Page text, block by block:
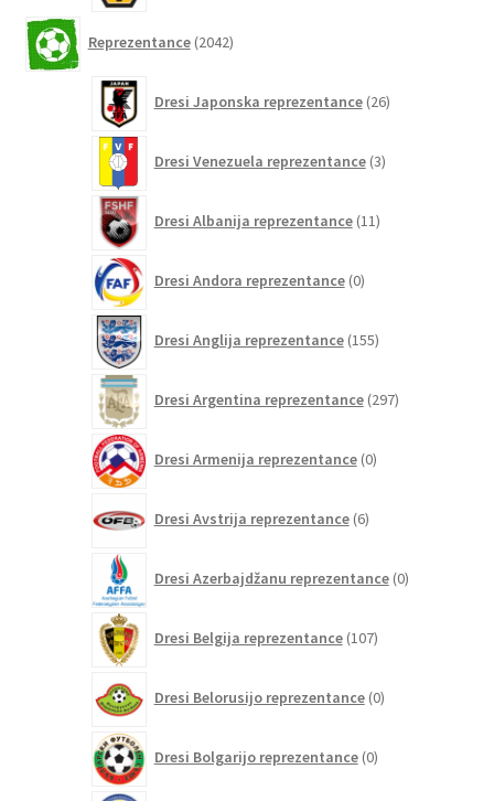
Reprezentance 2042izdelkov
Dresi Japonska reprezentance 26izdelkov
Dresi Venezuela reprezentance 3izdelki
Dresi Albanija reprezentance 11izdelkov
Dresi Andora reprezentance 0izdelkov
Dresi Anglija reprezentance 155izdelkov
Dresi Argentina reprezentance 297izdelkov
Dresi Armenija reprezentance 0izdelkov
Dresi Avstrija reprezentance 6izdelkov
Dresi Azerbajdžanu reprezentance 0izdelkov
Dresi Belgija reprezentance 107izdelkov
Dresi Belorusijo reprezentance 0izdelkov
Dresi Bolgarijo reprezentance 0izdelkov